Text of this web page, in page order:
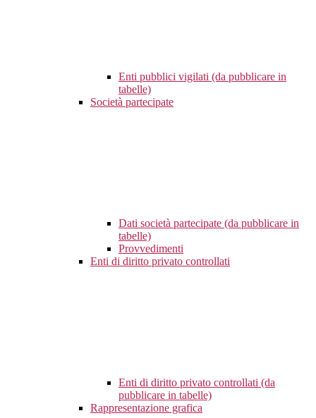
Enti pubblici vigilati (da pubblicare in
tabelle)
Società partecipate
Dati società partecipate (da pubblicare in
tabelle)
Provvedimenti
Enti di diritto privato controllati
Enti di diritto privato controllati (da
pubblicare in tabelle)
Rappresentazione grafica